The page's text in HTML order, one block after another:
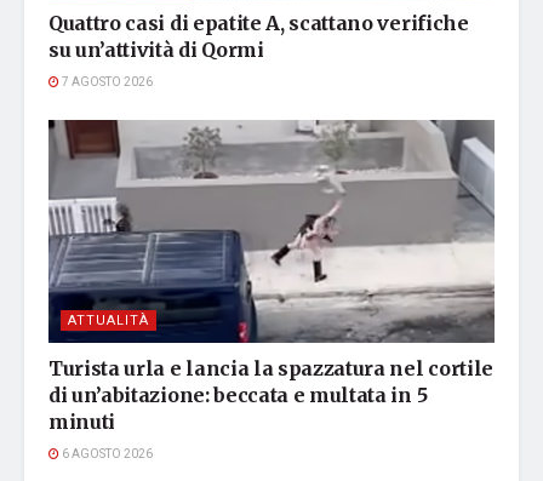
Quattro casi di epatite A, scattano verifiche
su un’attività di Qormi
7 AGOSTO 2026
ATTUALITÀ
Turista urla e lancia la spazzatura nel cortile
di un’abitazione: beccata e multata in 5
minuti
6 AGOSTO 2026